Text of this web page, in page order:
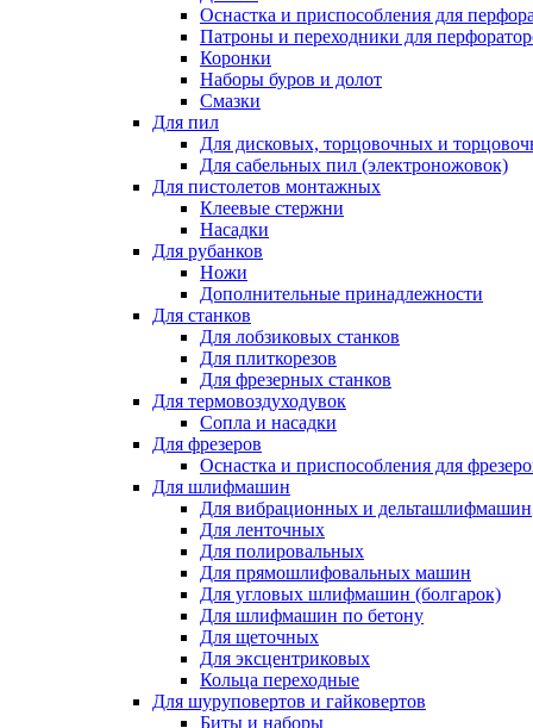
Оснастка и приспособления для
Патроны и переходники для
Коронки
Наборы буров и долот
Смазки
Для пил
Для дисковых, торцовочных и
Для сабельных пил (электроножовок)
Для пистолетов монтажных
Клеевые стержни
Насадки
Для рубанков
Ножи
Дополнительные принадлежности
Для станков
Для лобзиковых станков
Для плиткорезов
Для фрезерных станков
Для термовоздуходувок
Сопла и насадки
Для фрезеров
Оснастка и приспособления для
Для шлифмашин
Для вибрационных и дельташлифмашин
Для ленточных
Для полировальных
Для прямошлифовальных машин
Для угловых шлифмашин (болгарок)
Для шлифмашин по бетону
Для щеточных
Для эксцентриковых
Кольца переходные
Для шуруповертов и гайковертов
Биты и наборы